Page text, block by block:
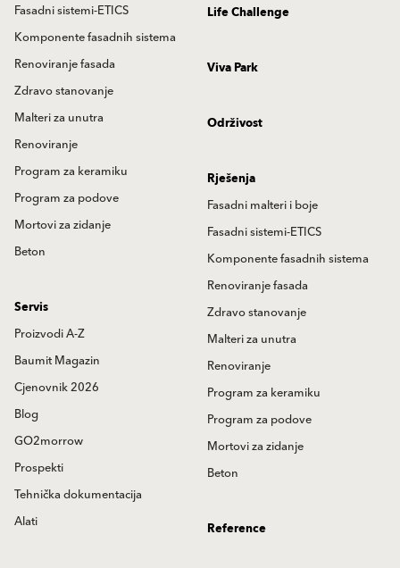
Fasadni sistemi-ETICS
Komponente fasadnih sistema
Renoviranje fasada
Zdravo stanovanje
Malteri za unutra
Renoviranje
Program za keramiku
Program za podove
Mortovi za zidanje
Beton
Life Challenge
Viva Park
Održivost
Rješenja
Fasadni malteri i boje
Fasadni sistemi-ETICS
Komponente fasadnih sistema
Renoviranje fasada
Zdravo stanovanje
Malteri za unutra
Renoviranje
Program za keramiku
Program za podove
Mortovi za zidanje
Beton
Servis
Proizvodi A-Z
Baumit Magazin
Cjenovnik 2026
Blog
GO2morrow
Prospekti
Tehnička dokumentacija
Alati
Reference